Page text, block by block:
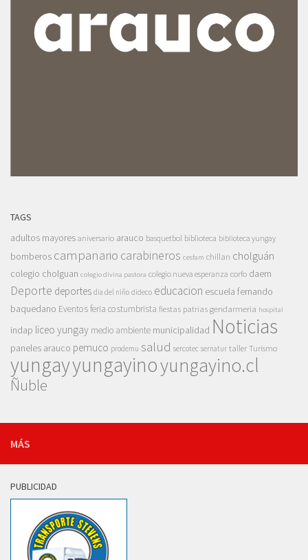
TAGS
adultos mayores aniversario arauco basquetbol biblioteca biblioteca yungay
bomberos campanario carabineros cesfam chillan cholguán
colegio cholguan colegio divina pastora colegio nueva esperanza corfo daem
Deporte deportes dia del niño dideco educacion escuela fernando
baquedano Eventosferia costumbrista fiestas patrias gendarmeria hospital
indap liceo yungay medio ambiente municipalidad Noticias
paneles arauco pemuco prodemu salud sercotec sernatur taller Turismo
yungayyungayinoyungayino.cl
Ñuble
MÁS
PUBLICIDAD